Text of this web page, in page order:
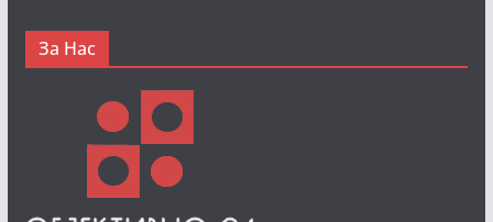
За Нас